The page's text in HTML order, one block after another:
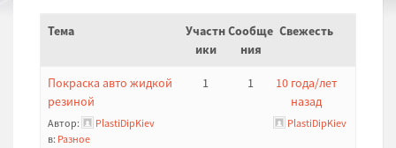
Тема
Участн
ики
Сообще
ния
Свежесть
Покраска авто жидкой
резиной
Автор:
PlastiDipKiev
в: Разное
1 1
10 года/лет
назад
PlastiDipKiev